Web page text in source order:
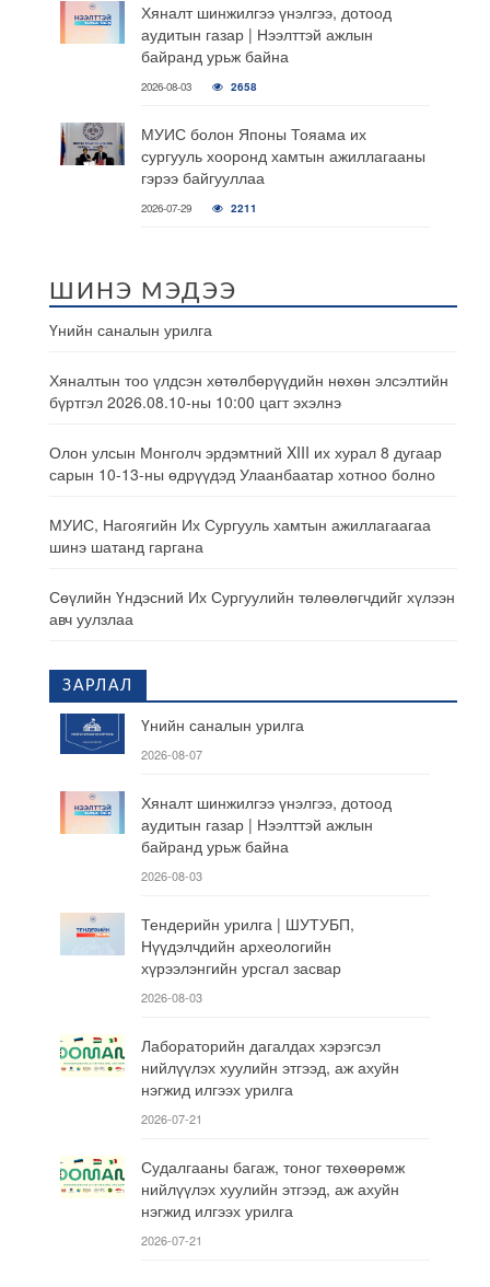
Хяналт шинжилгээ үнэлгээ, дотоод
аудитын газар | Нээлттэй ажлын
байранд урьж байна
2026-08-03 2658
МУИС болон Японы Тояама их
сургууль хооронд хамтын ажиллагааны
гэрээ байгууллаа
2026-07-29 2211
ШИНЭ МЭДЭЭ
Үнийн саналын урилга
Хяналтын тоо үлдсэн хөтөлбөрүүдийн нөхөн элсэлтийн
бүртгэл 2026.08.10-ны 10:00 цагт эхэлнэ
Олон улсын Монголч эрдэмтний XIII их хурал 8 дугаар
сарын 10-13-ны өдрүүдэд Улаанбаатар хотноо болно
МУИС, Нагоягийн Их Сургууль хамтын ажиллагаагаа
шинэ шатанд гаргана
Сөүлийн Үндэсний Их Сургуулийн төлөөлөгчдийг хүлээн
авч уулзлаа
ЗАРЛАЛ
Үнийн саналын урилга
2026-08-07
Хяналт шинжилгээ үнэлгээ, дотоод
аудитын газар | Нээлттэй ажлын
байранд урьж байна
2026-08-03
Тендерийн урилга | ШУТУБП,
Нүүдэлчдийн археологийн
хүрээлэнгийн урсгал засвар
2026-08-03
Лабораторийн дагалдах хэрэгсэл
нийлүүлэх хуулийн этгээд, аж ахуйн
нэгжид илгээх урилга
2026-07-21
Судалгааны багаж, тоног төхөөрөмж
нийлүүлэх хуулийн этгээд, аж ахуйн
нэгжид илгээх урилга
2026-07-21